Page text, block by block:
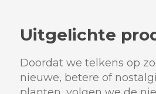
Uitgelichte
Doordat we telkens op
nieuwe, betere of